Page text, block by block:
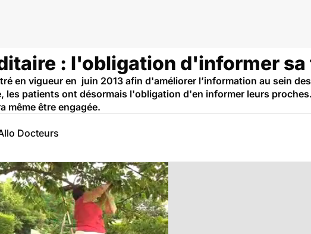
: l'obligation d'informer
en vigueur en juin 2013 afin d'améliorer l’information au sein
les patients ont désormais l'obligation d'en informer leurs
même être engagée.
Docteurs